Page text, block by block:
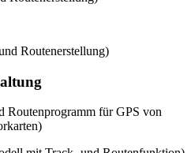
Routenerstellung)
Routenprogramm für GPS von